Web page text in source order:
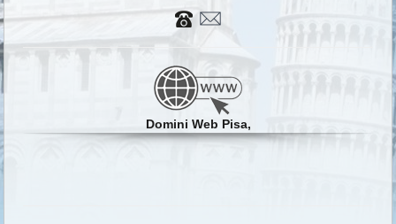
Domini Web Pisa,